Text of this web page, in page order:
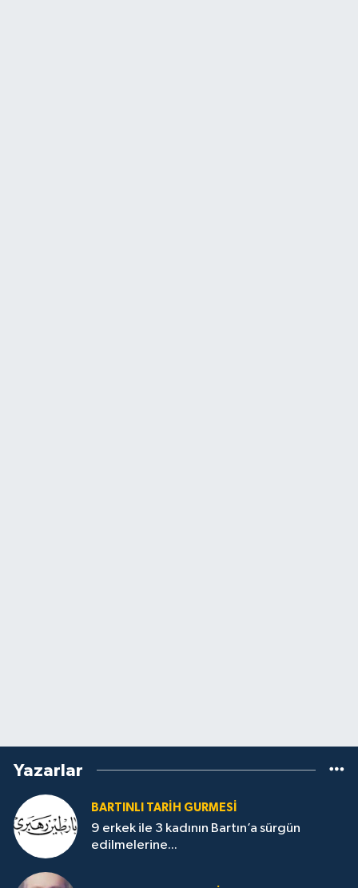
Yazarlar
BARTINLI TARIH GURMESI
9 erkek ile 3 kadının Bartın’a sürgün
edilmelerine...